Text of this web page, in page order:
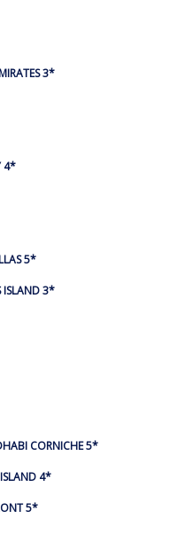
3*
4*
5*
ISLAND 3*
CORNICHE 5*
4*
5*